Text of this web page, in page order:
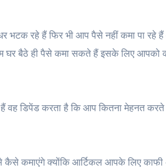
भटक रहे हैं फिर भी आप पैसे नहीं कमा पा रहे
घर बैठे ही पैसे कमा सकते हैं इसके लिए आपको
वह डिपेंड करता है कि आप कितना मेहनत करते
कमाएंगे क्योंकि आर्टिकल आपके लिए काफी